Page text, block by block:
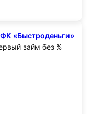
«Быстроденьги»
займ без %